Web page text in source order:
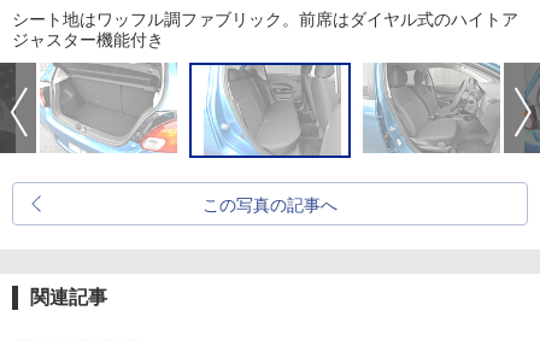
シート地はワッフル調ファブリック。前席はダイヤル式のハイトア
ジャスター機能付き
この写真の記事へ
関連記事